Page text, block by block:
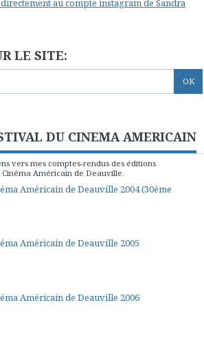
au compte instagram de Sandra
LE SITE:
DU CINEMA AMERICAIN
vers mes comptes-rendus des éditions
Américain de Deauville.
Américain de Deauville 2004 (30ème
Américain de Deauville 2005
Américain de Deauville 2006